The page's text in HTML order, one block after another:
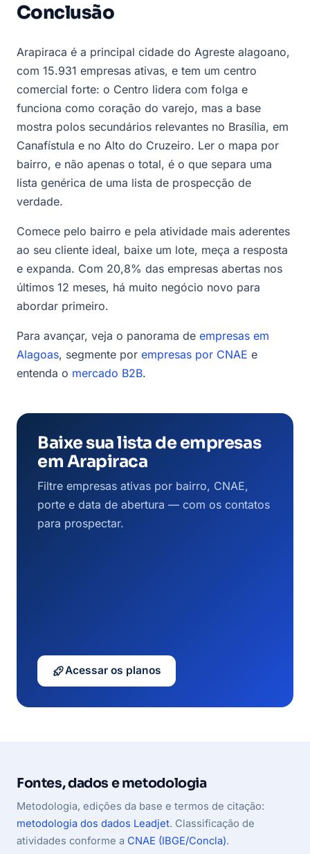
Conclusão
Arapiraca é a principal cidade do Agreste alagoano,
com 15.931 empresas ativas, e tem um centro
comercial forte: o Centro lidera com folga e
funciona como coração do varejo, mas a base
mostra polos secundários relevantes no Brasília, em
Canafístula e no Alto do Cruzeiro. Ler o mapa por
bairro, e não apenas o total, é o que separa uma
lista genérica de uma lista de prospecção de
verdade.
Comece pelo bairro e pela atividade mais aderentes
ao seu cliente ideal, baixe um lote, meça a resposta
e expanda. Com 20,8% das empresas abertas nos
últimos 12 meses, há muito negócio novo para
abordar primeiro.
Para avançar, veja o panorama de empresas em
Alagoas, segmente por empresas por CNAE e
entenda o mercado B2B.
Baixe sua lista de empresas
em Arapiraca
Filtre empresas ativas por bairro, CNAE,
porte e data de abertura — com os contatos
para prospectar.
Acessar os planos
Fontes, dados e metodologia
Metodologia, edições da base e termos de citação:
metodologia dos dados Leadjet. Classificação de
atividades conforme a CNAE (IBGE/Concla).